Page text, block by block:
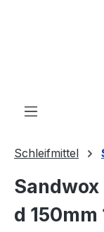
Schleifmittel
Sandwox
d 150mm